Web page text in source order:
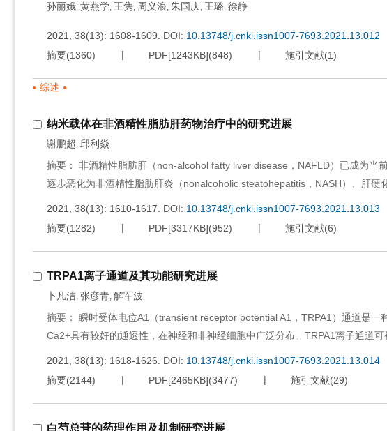
孙丽娥, 黄燕学, 王隽, 周义浪, 朱国庆, 王璐, 徐静
2021, 38(13): 1608-1609. DOI: 10.13748/j.cnki.issn1007-7693.2021.13.012
摘要(1360) PDF[1243KB](848) 施引文献(1)
综述
纳米载体在非酒精性脂肪肝药物治疗中的研究进展
谢鹏超 , 邱利焱
摘要： 非酒精性脂肪肝（non-alcohol fatty liver disease，NAFLD）已成为当
逐步恶化为非酒精性脂肪肝炎（nonalcoholic steatohepatitis，NASH）、肝硬
2021, 38(13): 1610-1617. DOI: 10.13748/j.cnki.issn1007-7693.2021.13.013
摘要(1282) PDF[3317KB](952) 施引文献(6)
TRPA1离子通道及其功能研究进展
卜凡洁, 张彦青, 解军波
摘要： 瞬时受体电位A1（transient receptor potential A1，TRPA1）通道是
Ca2+具有较好的通透性，在神经和非神经细胞中广泛分布。TRPA1离子通道
2021, 38(13): 1618-1626. DOI: 10.13748/j.cnki.issn1007-7693.2021.13.014
摘要(2144) PDF[2465KB](3477) 施引文献(29)
白芍总苷的药理作用及机制研究进展